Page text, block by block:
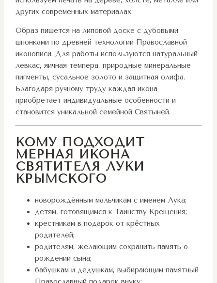
других современных материалах.
Образ пишется на липовой доске с дубовыми
шпонками по древней технологии Православной
иконописи. Для работы используются натуральный
левкас, яичная темпера, природные минеральные
пигменты, сусальное золото и защитная олифа.
Благодаря ручному труду каждая икона
приобретает индивидуальные особенности и
становится уникальной семейной Святыней.
КОМУ ПОДХОДИТ
МЕРНАЯ ИКОНА
СВЯТИТЕЛЯ ЛУКИ
КРЫМСКОГО
новорождённым мальчикам с именем Лука;
детям, готовящимся к Таинству Крещения;
крестникам в подарок от крёстных
родителей;
родителям, желающим сохранить память о
рождении сына;
бабушкам и дедушкам, выбирающим памятный